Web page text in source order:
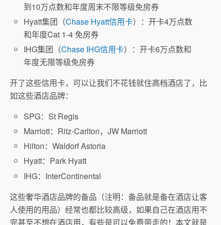
到10万点数和年度周末不限等级免房券
Hyatt集团（Chase Hyatt信用卡）：开卡4万点数
和年度Cat 1-4 免房券
IHG集团（Chase IHG信用卡）：开卡6万点数和
年度无限等级免房券
开了这些信用卡，可以让我们不花钱就住高档酒店了，比
如这些酒店品牌：
SPG：St Regis
Marriott：Ritz-Carlton，JW Marriott
Hilton：Waldorf Astoria
Hyatt：Park Hyatt
IHG：InterContinental
这些奢华酒店品牌的备品（注明：备品就是备在酒店让客
人使用的用品）经常也都比较高级，如果自己在酒店用不
完甚至不想在酒店用，有些是可以免费带走的！本文就是